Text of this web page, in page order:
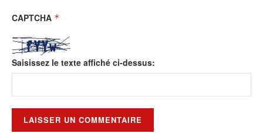
CAPTCHA *
Saisissez le texte affiché ci-dessus: